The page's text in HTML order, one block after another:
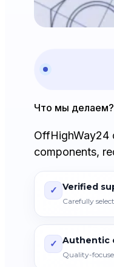
Что мы делаем?
OffHighWay24
components,
✓ Verified
Carefully
✓ Authentic
Quality-